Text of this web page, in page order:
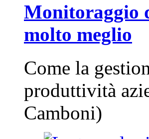
Monitoraggio
molto meglio
Come la
produttività
Camboni)